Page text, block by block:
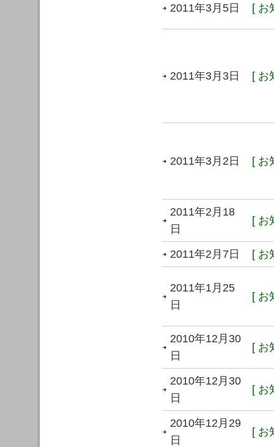
2011年3月5日 [ お
2011年3月3日 [ お
2011年3月2日 [ お
2011年2月18
日
[ お
2011年2月7日 [ お
2011年1月25
日
[ お
2010年12月30
日
[ お
2010年12月30
日
[ お
2010年12月29
日
[ お